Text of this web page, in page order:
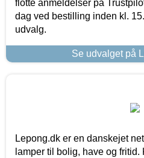
flotte anmeldelser på
dag ved bestilling inden kl.
udvalg.
Se udvalget på
Lepong.dk er en danskejet
lamper til bolig, have og